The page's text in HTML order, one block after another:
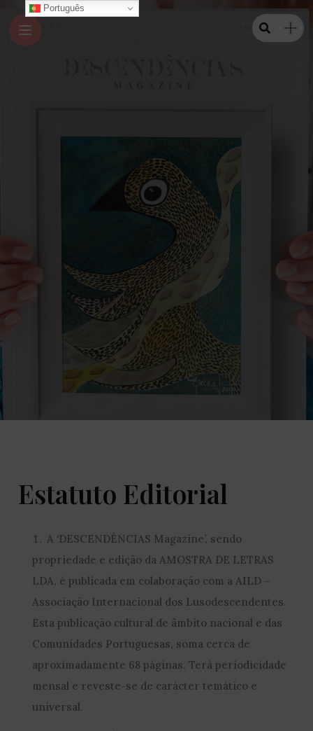
Estatuto Editorial
A ‘DESCENDÊNCIAS Magazine’, sendo
propriedade e edição da AMOSTRA DE LETRAS
LDA, é publicada em colaboração com a AILD –
Associação Internacional dos Lusodescendentes.
Esta publicação cultural de âmbito nacional e das
Comunidades Portuguesas, soma cerca de
aproximadamente 68 páginas. Terá periodicidade
mensal e reveste-se de carácter temático e
universal.
Português